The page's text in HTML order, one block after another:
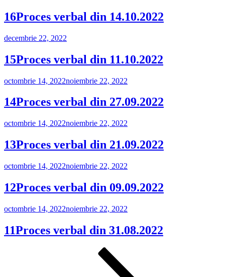
16Proces verbal din 14.10.2022
Publicat
decembrie 22, 2022
15Proces verbal din 11.10.2022
Publicat
octombrie 14, 2022noiembrie 22, 2022
14Proces verbal din 27.09.2022
Publicat
octombrie 14, 2022noiembrie 22, 2022
13Proces verbal din 21.09.2022
Publicat
octombrie 14, 2022noiembrie 22, 2022
12Proces verbal din 09.09.2022
Publicat
octombrie 14, 2022noiembrie 22, 2022
11Proces verbal din 31.08.2022